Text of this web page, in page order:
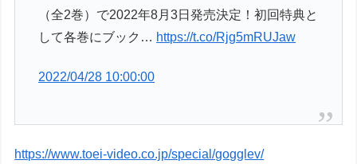
（全2巻）で2022年8月3日発売決定！初回特典と
して各巻にブック… https://t.co/Rjg5mRUJaw
2022/04/28 10:00:00
https://www.toei-video.co.jp/special/gogglev/